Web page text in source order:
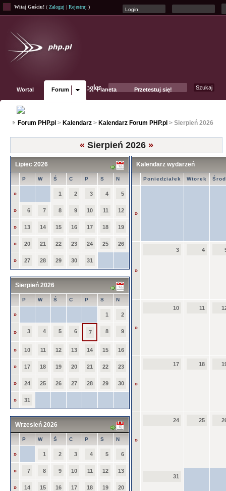
Witaj Gościu! ( Zaloguj | Rejestruj )
Wortal Forum Planeta Przetestuj się!
Forum PHP.pl > Kalendarz > Kalendarz Forum PHP.pl > Sierpień 2026
« Sierpień 2026 »
Lipiec 2026
P W Ś C P S N
» 1 2 3 4 5
» 6 7 8 9 10 11 12
» 13 14 15 16 17 18 19
» 20 21 22 23 24 25 26
» 27 28 29 30 31
Sierpień 2026
P W Ś C P S N
» 1 2
» 3 4 5 6 7 8 9
» 10 11 12 13 14 15 16
» 17 18 19 20 21 22 23
» 24 25 26 27 28 29 30
» 31
Wrzesień 2026
P W Ś C P S N
» 1 2 3 4 5 6
» 7 8 9 10 11 12 13
» 14 15 16 17 18 19 20
Kalendarz wydarzeń
Poniedziałek Wtorek
»
»
3 4
»
10 11
»
17 18
»
24 25
31